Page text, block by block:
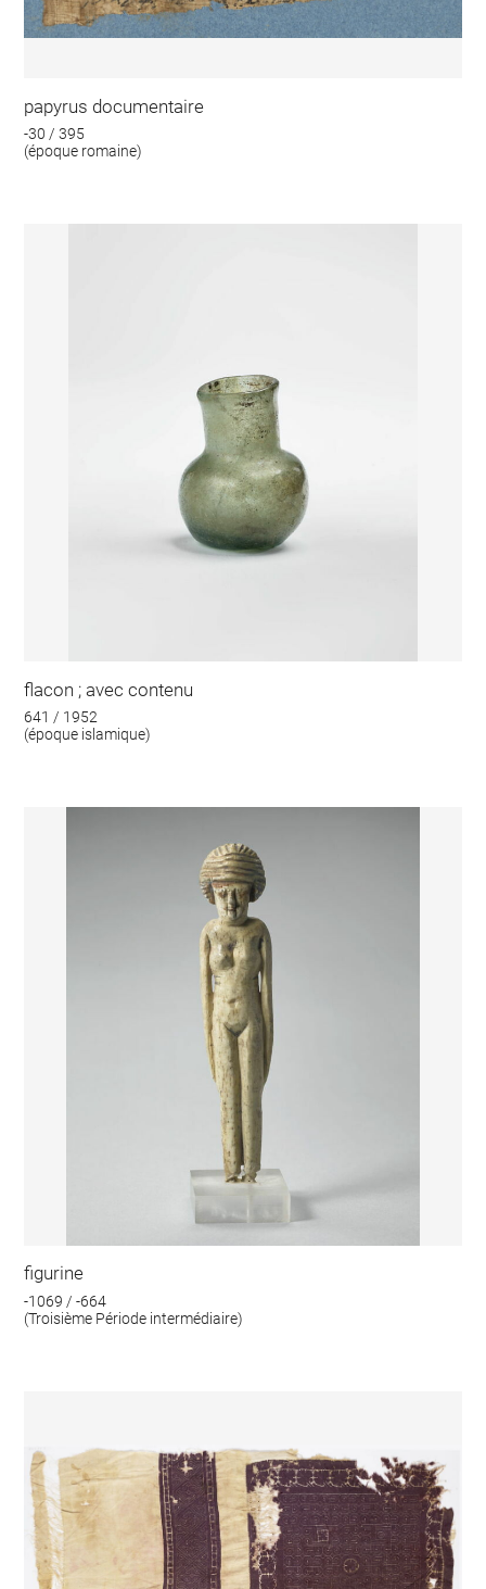
papyrus documentaire
-30 / 395
(époque romaine)
flacon ; avec contenu
641 / 1952
(époque islamique)
figurine
-1069 / -664
(Troisième Période intermédiaire)